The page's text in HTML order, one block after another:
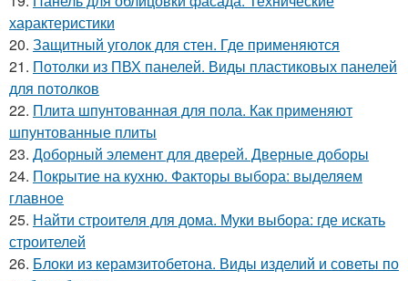
характеристики
20. Защитный уголок для стен. Где применяются
21. Потолки из ПВХ панелей. Виды пластиковых панелей
для потолков
22. Плита шпунтованная для пола. Как применяют
шпунтованные плиты
23. Доборный элемент для дверей. Дверные доборы
24. Покрытие на кухню. Факторы выбора: выделяем
главное
25. Найти строителя для дома. Муки выбора: где искать
строителей
26. Блоки из керамзитобетона. Виды изделий и советы по